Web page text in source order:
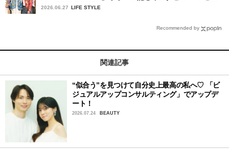
夏楽しみにしていることは？
2026.06.27 LIFE STYLE
Recommended by
関連記事
“似合う”を見つけて自分史上最高の私へ♡ 「ビ
ジュアルアップコンサルティング」でアップデ
ート！
2026.07.24 BEAUTY